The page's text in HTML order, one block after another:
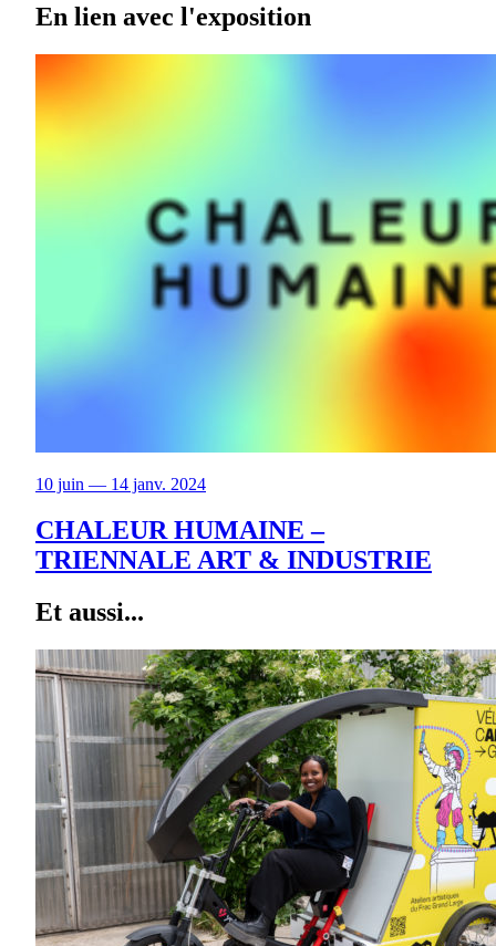
En lien avec l'exposition
10 juin — 14 janv. 2024
CHALEUR HUMAINE –
TRIENNALE ART & INDUSTRIE
Et aussi...